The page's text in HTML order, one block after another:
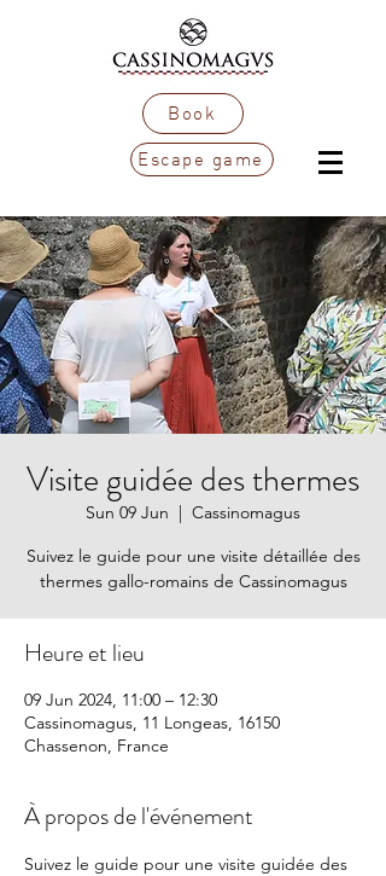
Book
Escape game
Visite guidée des thermes
Sun 09 Jun
  |
Cassinomagus
Suivez le guide pour une visite détaillée des
thermes gallo-romains de Cassinomagus
Heure et lieu
09 Jun 2024, 11:00 – 12:30
Cassinomagus, 11 Longeas, 16150
Chassenon, France
À propos de l'événement
Suivez le guide pour une visite guidée des